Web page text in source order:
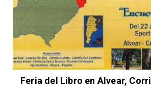
Feria del Libro en Alvear,